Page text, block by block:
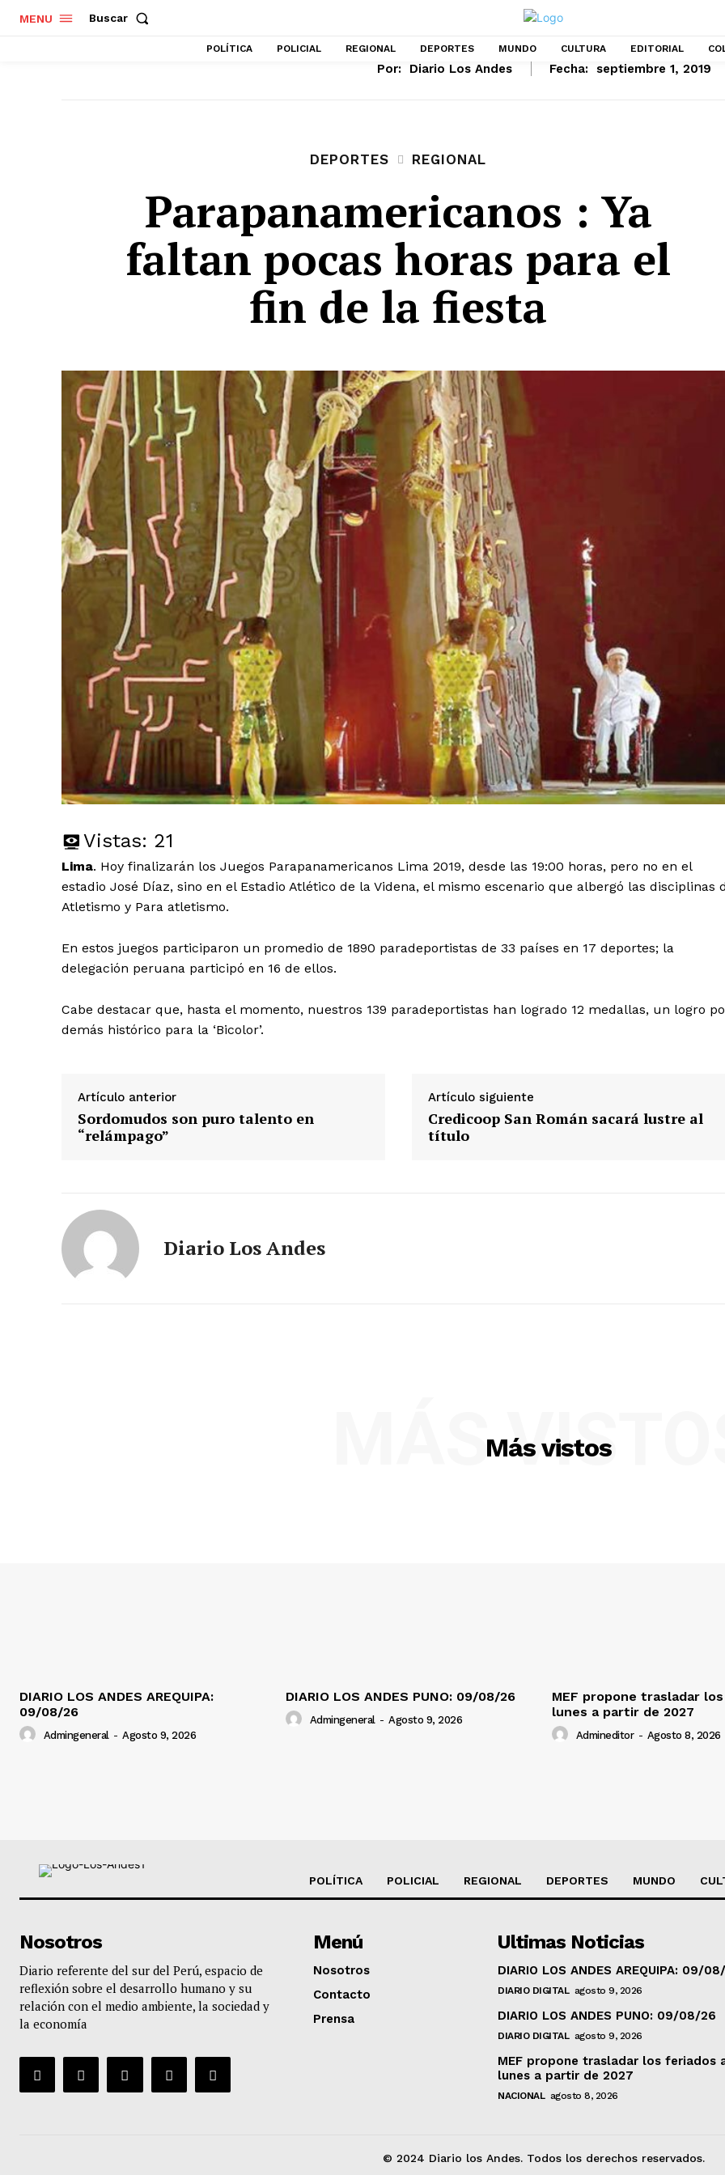
Diario los Andes
MENU Buscar
POLÍTICA POLICIAL REGIONAL DEPORTES MUNDO CULTURA EDITORIAL
Por: Diario Los Andes Fecha: septiembre 1, 2019
DEPORTES REGIONAL
Parapanamericanos : Ya
faltan pocas horas para el
fin de la fiesta
Vistas: 21
Lima. Hoy finalizarán los Juegos Parapanamericanos Lima 2019, desde las 19:00 horas, pero no en el
estadio José Díaz, sino en el Estadio Atlético de la Videna, el mismo escenario que albergó las disciplinas
Atletismo y Para atletismo.
En estos juegos participaron un promedio de 1890 paradeportistas de 33 países en 17 deportes; la
delegación peruana participó en 16 de ellos.
Cabe destacar que, hasta el momento, nuestros 139 paradeportistas han logrado 12 medallas, un logro
demás histórico para la ‘Bicolor’.
Artículo anterior
Sordomudos son puro talento en
“relámpago”
Artículo siguiente
Credicoop San Román sacará lustre al
título
Diario Los Andes
Más vistos
MÁS
DIARIO LOS ANDES AREQUIPA:
09/08/26
Admingeneral - Agosto 9, 2026
DIARIO LOS ANDES PUNO: 09/08/26
Admingeneral - Agosto 9, 2026
MEF propone trasladar
lunes a partir de 2027
Admineditor - Agosto 8, 2026
POLÍTICA POLICIAL REGIONAL DEPORTES MUNDO
Nosotros
Diario referente del sur del Perú, espacio de
reflexión sobre el desarrollo humano y su
relación con el medio ambiente, la sociedad y
la economía
Menú
Nosotros
Contacto
Prensa
Ultimas Noticias
DIARIO LOS ANDES AREQUIPA: 09/
DIARIO DIGITAL agosto 9, 2026
DIARIO LOS ANDES PUNO: 09/08/26
DIARIO DIGITAL agosto 9, 2026
MEF propone trasladar los feriados
lunes a partir de 2027
NACIONAL agosto 8, 2026
© 2024 Diario los Andes. Todos los derechos reservados.